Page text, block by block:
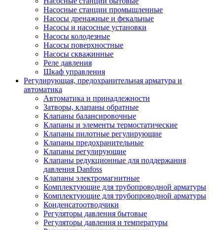
Насосные станции промышленные
Насосы дренажные и фекальные
Насосы и насосные установки
Насосы колодезные
Насосы поверхностные
Насосы скважинные
Реле давления
Шкаф управления
Регулирующая, предохранительная арматура и
автоматика
Автоматика и принадлежности
Затворы, клапаны обратные
Клапаны балансировочные
Клапаны и элементы термостатические
Клапаны пилотные регулирующие
Клапаны предохранительные
Клапаны регулирующие
Клапаны редукционные для поддержания
давления Danfoss
Клапаны электромагнитные
Комплектующие для трубопроводной арматуры
Комплектующие для трубопроводной арматуры
Конденсатоотводчики
Регуляторы давления бытовые
Регуляторы давления и температуры